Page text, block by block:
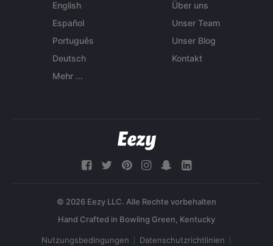
English
Español
Português
Deutsch
Mehr ...
Über uns
Unser Team
Unser Blog
Kontakt
© 2026 Eezy LLC. Alle Rechte vorbehalten
Nutzungsbedingungen Datenschutzrichtlinien